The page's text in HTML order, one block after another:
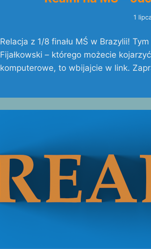
1
Relacja z 1/8 finału MŚ w Brazylii!
Fijałkowski – którego możecie
komputerowe, to wbijajcie w link.